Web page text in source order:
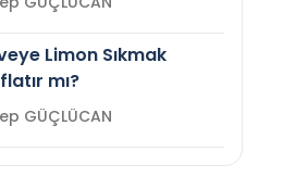
Limon Sıkmak
mı?
Zeynep GÜÇLÜCAN